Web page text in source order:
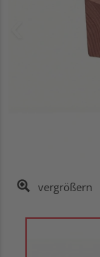
vergrößern